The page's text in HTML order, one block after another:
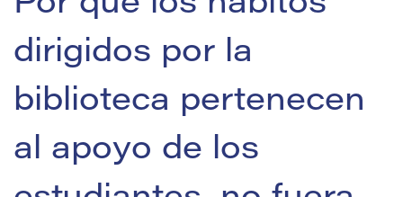
dirigidos por la
biblioteca pertenecen
al apoyo de los